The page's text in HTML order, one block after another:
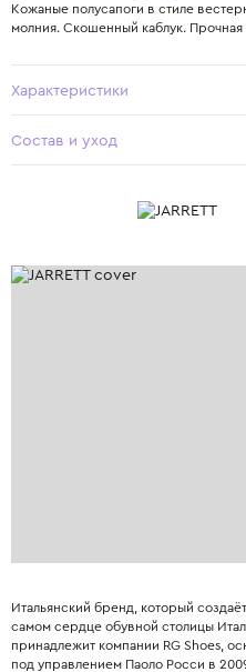
Кожаные полусапоги в стиле
молния. Скошенный каблук.
Характеристики
Состав и уход
Итальянский бренд, который
самом сердце обувной столицы
принадлежит компании RG Shoes,
под управлением Паоло Росси в